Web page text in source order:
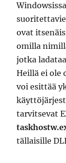
ovat
omilla
jotka
Heillä ei ole
voi esittää
tarvitsevat
tällaisille